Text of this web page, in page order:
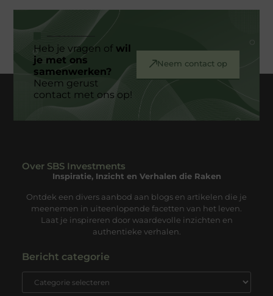
Heb je vragen ofwil
je met ons
samenwerken?
Neem gerust
contact met ons op!
Neem contact op
Over SBS Investments
Inspiratie, Inzicht en Verhalen die Raken
Ontdek een divers aanbod aan blogs en artikelen die je
meenemen in uiteenlopende facetten van het leven.
Laat je inspireren door waardevolle inzichten en
authentieke verhalen.
Bericht categorie